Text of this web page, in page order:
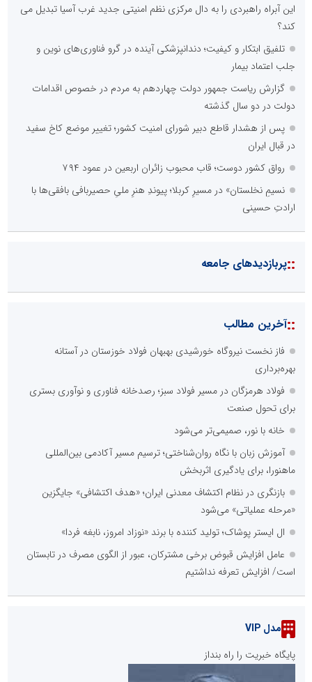
این آبراه راهبردی را به دال مرکزی نظم امنیتی جدید غرب آسیا تبدیل می
کند؟
تلفیق ابتکار و کیفیت؛ دندانپزشکی آینده در گرو فناوری‌های نوین و
جلب اعتماد بیمار
گزارش ریاست جمهور دولت چهاردهم به مردم در خصوص اقدامات
دولت در دو سال گذشته
پس از هشدار قاطع دبیر شورای امنیت کشور؛ تغییر موضع کاخ سفید
در قبال ایران
رواق کشور دوست؛ قاب محبوب زائران اربعین در عمود ۷۹۴
نسیمِ نخلستان» در مسیرِ کربلا؛ پیوندِ هنرِ ملیِ حصیربافی بافقی‌ها با
ارادتِ حسینی
::پربازدیدهای جامعه
::آخرین مطالب
فاز نخست نیروگاه خورشیدی بهبهان فولاد خوزستان در آستانه
بهره‌برداری
فولاد هرمزگان در مسیر فولاد سبز؛ رصدخانه فناوری و نوآوری بستری
برای تحول صنعت
خانه با نور، صمیمی‌تر می‌شود
آموزش زبان با نگاه روان‌شناختی؛ ترسیم مسیر آکادمی بین‌المللی
ماهنورا، برای یادگیری اثربخش
بازنگری در نظام اکتشاف معدنی ایران؛ «هدف اکتشافی» جایگزین
«مرحله عملیاتی» می‌شود
ال ایستر پوشاک؛ تولید کننده با برند «نوزاد امروز، نابغه فردا»
عامل افزایش قبوض برخی مشترکان، عبور از الگوی مصرف در تابستان
است/ افزایش تعرفه نداشتیم
مدل VIP
پایگاه خبریت را راه بنداز